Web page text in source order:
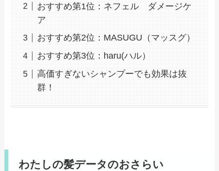
おすすめ第1位：ネフェル ダメージケ
ア
おすすめ第2位：MASUGU（マッスグ）
おすすめ第3位：haru(ハル）
高価すぎないシャンプーでも効果は抜
群！
わたしの髪データのおさらい